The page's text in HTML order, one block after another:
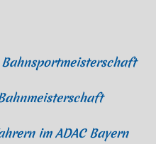
im ADAC Bayern